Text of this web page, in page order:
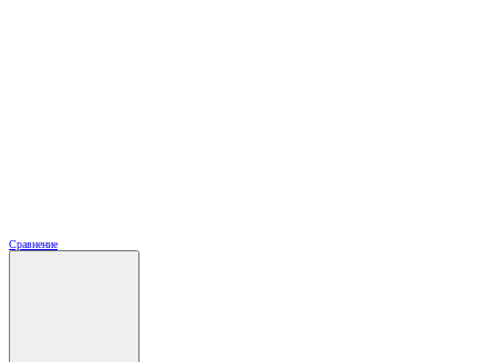
Сравнение